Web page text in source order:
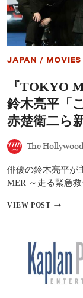
ド
マ
ン
ン
グ
22
作
品
JAPAN / MOVIES
『TOKYO
鈴木亮平「
赤楚衛二ら
The
俳優の鈴木亮平が
MER ～走る緊急
VIEW POST『TOKYO
第
作